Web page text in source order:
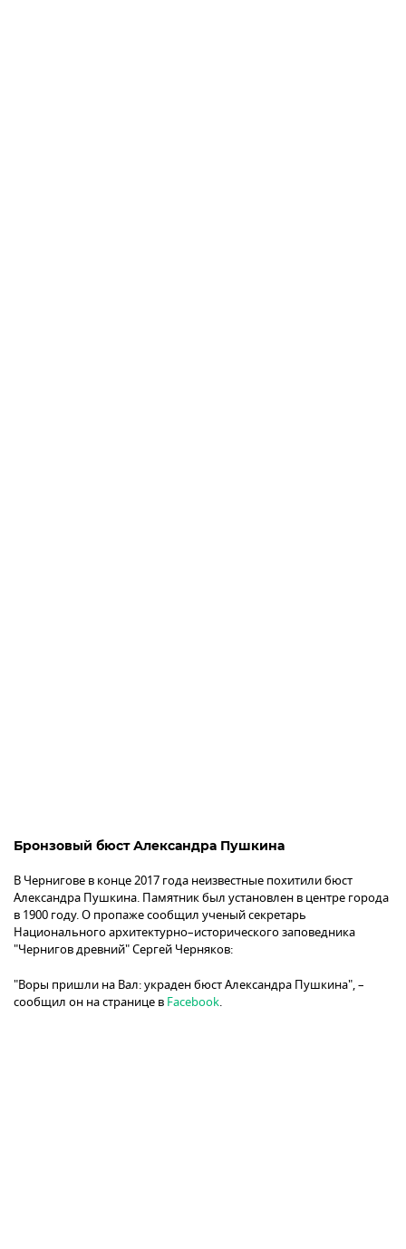
Бронзовый бюст Александра Пушкина
В Чернигове в конце 2017 года неизвестные похитили бюст
Александра Пушкина. Памятник был установлен в центре города
в 1900 году. О пропаже сообщил ученый секретарь
Национального архитектурно–исторического заповедника
"Чернигов древний" Сергей Черняков:
"Воры пришли на Вал: украден бюст Александра Пушкина", –
сообщил он на странице в Facebook.